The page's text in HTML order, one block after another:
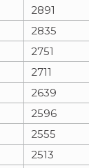
2891
2835
2751
2711
2639
2596
2555
2513